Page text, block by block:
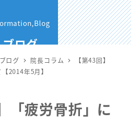
ログ
ログ 院長コラム
【第43回】
2014年5月】
「疲労骨折」に